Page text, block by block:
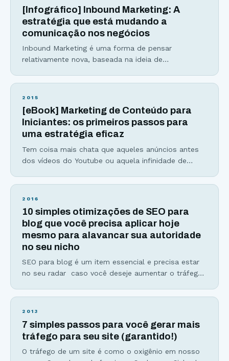
principais figuras do marketing digital
[Infográfico] Inbound Marketing: A
estratégia que está mudando a
comunicação nos negócios
Inbound Marketing é uma forma de pensar
relativamente nova, baseada na ideia de
qualidade direcionado para um público-alvo,
logo abaixo) O “novo marketing” (Inbound
Marketing) é qualquer tática de marketing que se
baseia em
2015
[eBook] Marketing de Conteúdo para
Iniciantes: os primeiros passos para
uma estratégia eficaz
Tem coisa mais chata que aqueles anúncios antes
dos vídeos do Youtube ou aquela infinidade de
Bom, não sou só eu e você que achamos isso um
pessoas deixam seus sites favoritos pelo
2016
10 simples otimizações de SEO para
blog que você precisa aplicar hoje
mesmo para alavancar sua autoridade
no seu nicho
SEO para blog é um item essencial e precisa estar
no seu radar caso você deseje aumentar o tráfego
preocupar é agora! SEO para blog ou também
blog perante os mecanismos
2013
7 simples passos para você gerar mais
tráfego para seu site (garantido!)
O tráfego de um site é como o oxigênio em nosso